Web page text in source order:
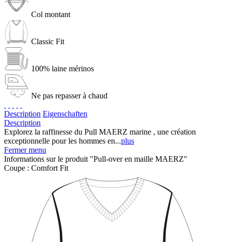
Col montant
Classic Fit
100% laine mérinos
Ne pas repasser à chaud
Description Eigenschaften
Description
Explorez la raffinesse du Pull MAERZ marine , une création
exceptionnelle pour les hommes en...plus
Fermer menu
Informations sur le produit "Pull-over en maille MAERZ"
Coupe : Comfort Fit